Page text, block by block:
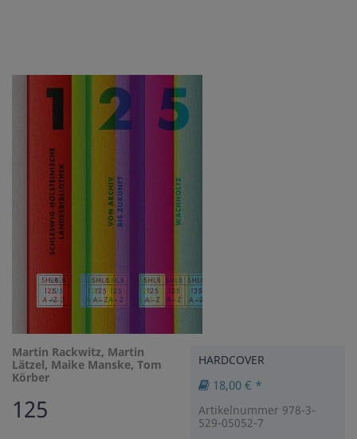
Martin Rackwitz, Martin
Lätzel, Maike Manske, Tom
Körber
125
HARDCOVER
18,00 € *
Artikelnummer 978-3-
529-05052-7